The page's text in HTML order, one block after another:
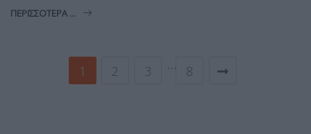
ΠΕΡΙΣΣΌΤΕΡΑ ...
1 2 3 … 8